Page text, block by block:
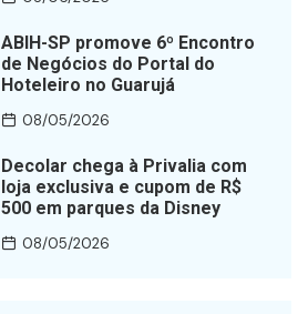
ABIH-SP promove 6º Encontro
de Negócios do Portal do
Hoteleiro no Guarujá
08/05/2026
Decolar chega à Privalia com
loja exclusiva e cupom de R$
500 em parques da Disney
08/05/2026